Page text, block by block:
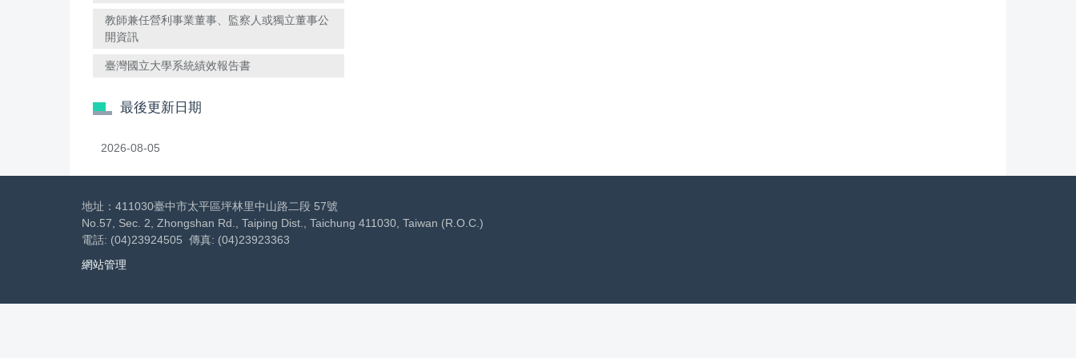
教師兼任營利事業董事、監察人或獨立董事公
開資訊
臺灣國立大學系統績效報告書
最後更新日期
2026-08-05
地址：411030臺中市太平區坪林里中山路二段 57號
No.57, Sec. 2, Zhongshan Rd., Taiping Dist., Taichung 411030, Taiwan (R.O.C.)
電話: (04)23924505 傳真: (04)23923363
網站管理